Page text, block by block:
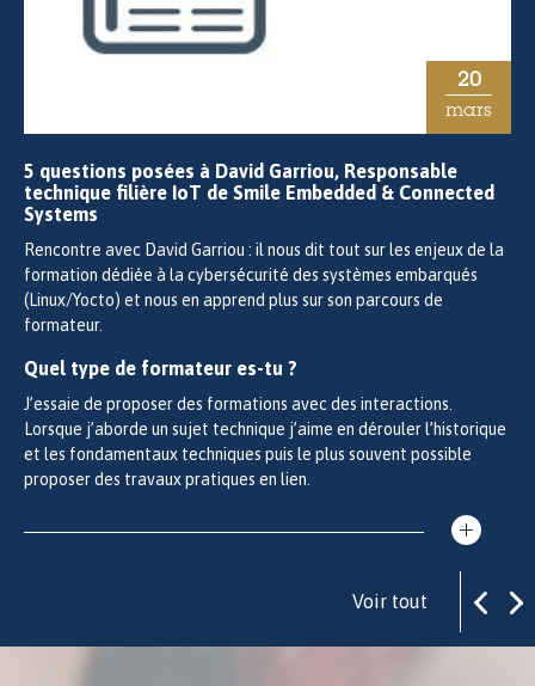
20
mars
5 questions posées à David Garriou, Responsable
technique filière IoT de Smile Embedded & Connected
Systems
Rencontre avec David Garriou : il nous dit tout sur les enjeux de la
formation dédiée à la cybersécurité des systèmes embarqués
(Linux/Yocto) et nous en apprend plus sur son parcours de
formateur.
Quel type de formateur es-tu ?
J’essaie de proposer des formations avec des interactions.
Lorsque j’aborde un sujet technique j’aime en dérouler l’historique
et les fondamentaux techniques puis le plus souvent possible
proposer des travaux pratiques en lien.
Voir tout